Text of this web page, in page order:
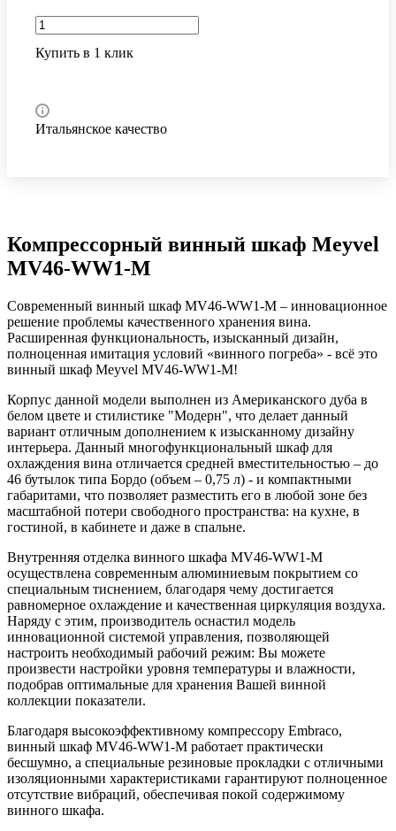
Купить в 1 клик
Итальянское качество
Компрессорный винный шкаф Meyvel
MV46-WW1-M
Современный винный шкаф MV46-WW1-M – инновационное
решение проблемы качественного хранения вина.
Расширенная функциональность, изысканный дизайн,
полноценная имитация условий «винного погреба» - всё это
винный шкаф Meyvel MV46-WW1-M!
Корпус данной модели выполнен из Американского дуба в
белом цвете и стилистике "Модерн", что делает данный
вариант отличным дополнением к изысканному дизайну
интерьера. Данный многофункциональный шкаф для
охлаждения вина отличается средней вместительностью – до
46 бутылок типа Бордо (объем – 0,75 л) - и компактными
габаритами, что позволяет разместить его в любой зоне без
масштабной потери свободного пространства: на кухне, в
гостиной, в кабинете и даже в спальне.
Внутренняя отделка винного шкафа MV46-WW1-M
осуществлена современным алюминиевым покрытием со
специальным тиснением, благодаря чему достигается
равномерное охлаждение и качественная циркуляция воздуха.
Наряду с этим, производитель оснастил модель
инновационной системой управления, позволяющей
настроить необходимый рабочий режим: Вы можете
произвести настройки уровня температуры и влажности,
подобрав оптимальные для хранения Вашей винной
коллекции показатели.
Благодаря высокоэффективному компрессору Embraco,
винный шкаф MV46-WW1-M работает практически
бесшумно, а специальные резиновые прокладки с отличными
изоляционными характеристиками гарантируют полноценное
отсутствие вибраций, обеспечивая покой содержимому
винного шкафа.